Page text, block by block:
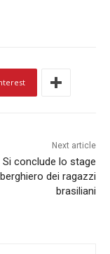
Next article
Si conclude lo stage
dei ragazzi
brasiliani